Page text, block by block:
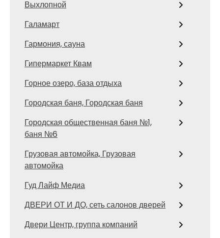
Выхлопной
Галамарт
Гармония, сауна
Гипермаркет Квам
Горное озеро, база отдыха
Городская баня, Городская баня
Городская общественная баня №1,
баня №6
Грузовая автомойка, Грузовая
автомойка
Гуд Лайф Медиа
ДВЕРИ ОТ И ДО, сеть салонов дверей
Двери Центр, группа компаний